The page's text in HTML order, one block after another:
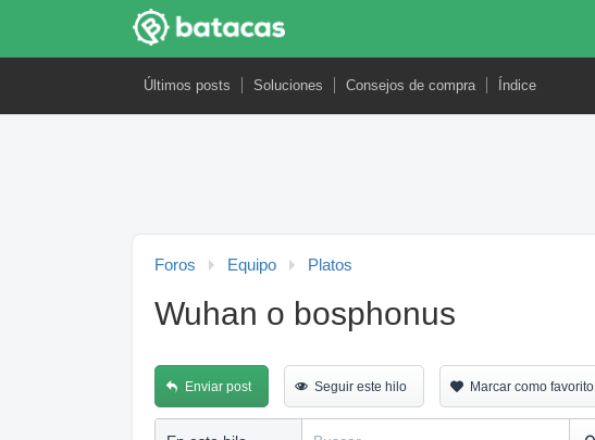
Últimos posts Soluciones Consejos de compra Índice
Foros Equipo Platos
Wuhan o bosphonus
Enviar post Seguir este hilo Marcar como favorito